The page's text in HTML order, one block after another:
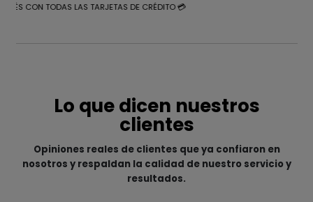
CON TODAS LAS TARJETAS DE CRÉDITO 💳
Lo que dicen nuestros
clientes
Opiniones reales de clientes que ya confiaron en
nosotros y respaldan la calidad de nuestro servicio y
resultados.